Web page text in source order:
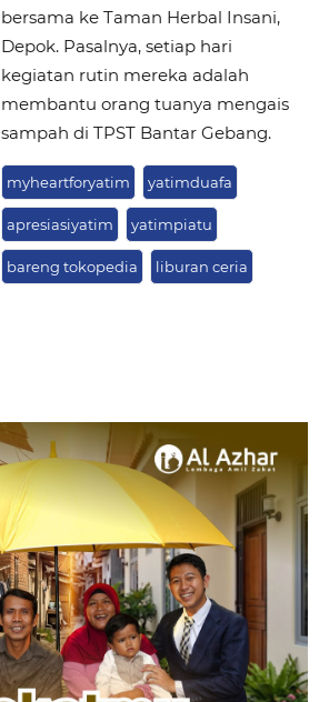
bersama ke Taman Herbal Insani,
Depok. Pasalnya, setiap hari
kegiatan rutin mereka adalah
membantu orang tuanya mengais
sampah di TPST Bantar Gebang.
myheartforyatim yatimduafa
apresiasiyatim yatimpiatu
bareng tokopedia liburan ceria